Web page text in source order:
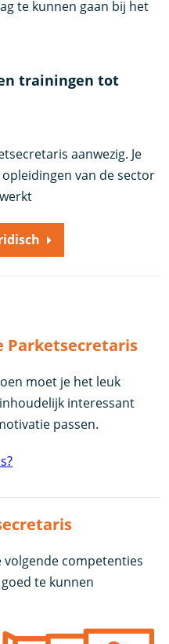
te kunnen gaan bij het
trainingen tot
aanwezig. Je
van de sector
Parketsecretaris
moet je het leuk
interessant
passen.
volgende competenties
te kunnen